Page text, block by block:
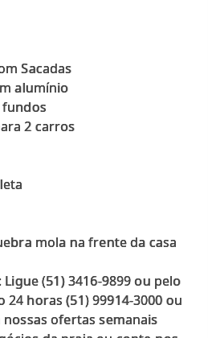
Sacadas
alumínio
2 carros
mola na frente da casa
(51) 3416-9899 ou pelo
24 horas (51) 99914-3000 ou
ofertas semanais